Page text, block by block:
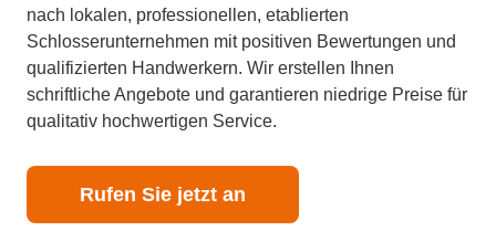
nach lokalen, professionellen, etablierten
Schlosserunternehmen mit positiven Bewertungen und
qualifizierten Handwerkern. Wir erstellen Ihnen
schriftliche Angebote und garantieren niedrige Preise für
qualitativ hochwertigen Service.
Rufen Sie jetzt an